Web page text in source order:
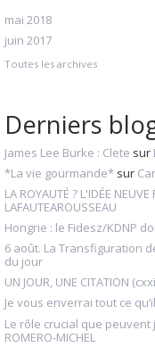
mai 2018
juin 2017
Toutes les archives
Derniers
James Lee Burke : Clete sur
*La vie gourmande* sur
LA ROYAUTÉ ? L'IDÉE NEUVE
LAFAUTEAROUSSEAU
Hongrie : le Fidesz/KDNP
6 août. La Transfiguration
du jour
UN JOUR, UNE CITATION
Je vous enverrai tout ce
Le rôle crucial que peuvent
ROMERO-MICHEL